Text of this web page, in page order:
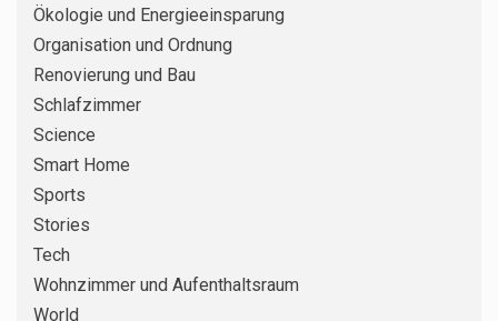
Ökologie und Energieeinsparung
Organisation und Ordnung
Renovierung und Bau
Schlafzimmer
Science
Smart Home
Sports
Stories
Tech
Wohnzimmer und Aufenthaltsraum
World
Küchenarbeitsplatte erneuern: So
vergleichen Sie Folie,
5
DIY – SELBERMACHEN